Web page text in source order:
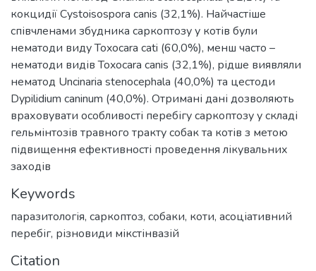
кокцидії Cystoisospora canis (32,1%). Найчастіше
співчленами збудника саркоптозу у котів були
нематоди виду Toxocara cati (60,0%), менш часто –
нематоди видів Toxocara canis (32,1%), рідше виявляли
нематод Uncinaria stenocephala (40,0%) та цестоди
Dypilidium caninum (40,0%). Отримані дані дозволяють
враховувати особливості перебігу саркоптозу у складі
гельмінтозів травного тракту собак та котів з метою
підвищення ефективності проведення лікувальних
заходів
Keywords
паразитологія, саркоптоз, собаки, коти, асоціативний
перебіг, різновиди мікстінвазій
Citation